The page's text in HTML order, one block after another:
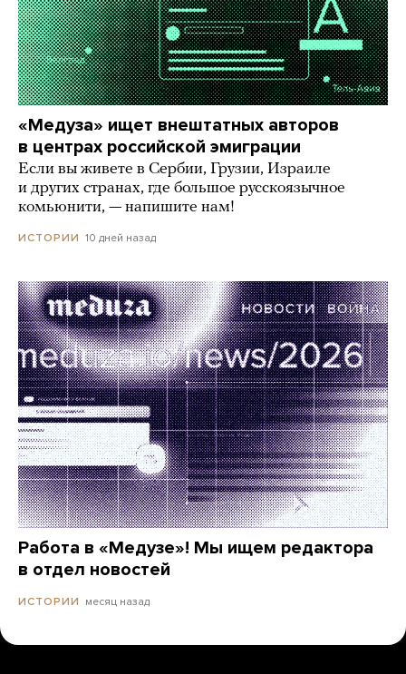
«Медуза» ищет внештатных авторов
в центрах российской эмиграции
Если вы живете в Сербии, Грузии, Израиле
и других странах, где большое русскоязычное
комьюнити, — напишите нам!
ИСТОРИИ 10 дней назад
Работа в «Медузе»! Мы ищем редактора
в отдел новостей
ИСТОРИИ месяц назад